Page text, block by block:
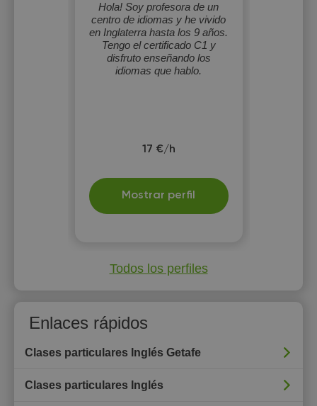
Hola! Soy profesora de un
centro de idiomas y he vivido
en Inglaterra hasta los 9 años.
Tengo el certificado C1 y
disfruto enseñando los
idiomas que hablo.
17 €/h
Mostrar perfil
Todos los perfiles
Enlaces rápidos
Clases particulares Inglés Getafe
Clases particulares Inglés